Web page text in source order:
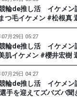
輪de推し活 イケメン
毛イケメン #松根真 選手前編 お
#PR #松戸けいりん
07月29日 05:27
輪de推し活 イケメン
イケメン #櫻井宏樹
実 !? #PR #松戸けい
07月29日 04:27
輪de推し活 イケメン
手を迎えてズバズバ